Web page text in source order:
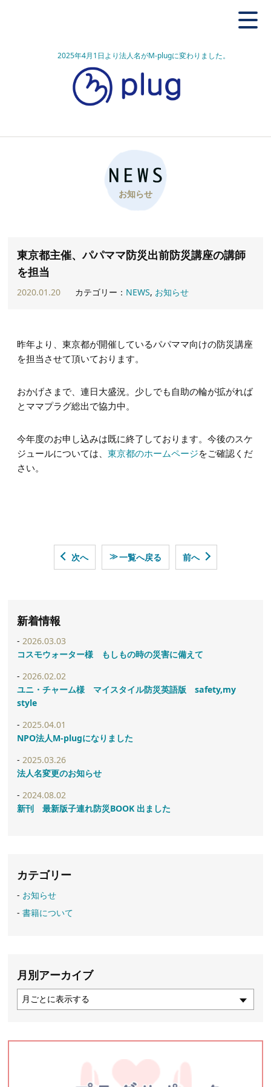
2025年4月1日より法人名がM-plugに変わりました。
お知らせ
東京都主催、パパママ防災出前防災講座の講師
を担当
2020.01.20 カテゴリー： NEWS, お知らせ
昨年より、東京都が開催しているパパママ向けの防災講座
を担当させて頂いております。
おかげさまで、連日大盛況。少しでも自助の輪が拡がれば
とママプラグ総出で協力中。
今年度のお申し込みは既に終了しております。今後のスケ
ジュールについては、東京都のホームページをご確認くだ
さい。
次へ ≫一覧へ戻る 前へ
新着情報
2026.03.03
コスモウォーター様 もしもの時の災害に備えて
2026.02.02
ユニ・チャーム様 マイスタイル防災英語版 safety,my
style
2025.04.01
NPO法人M-plugになりました
2025.03.26
法人名変更のお知らせ
2024.08.02
新刊 最新版子連れ防災BOOK 出ました
カテゴリー
お知らせ
書籍について
月別アーカイブ